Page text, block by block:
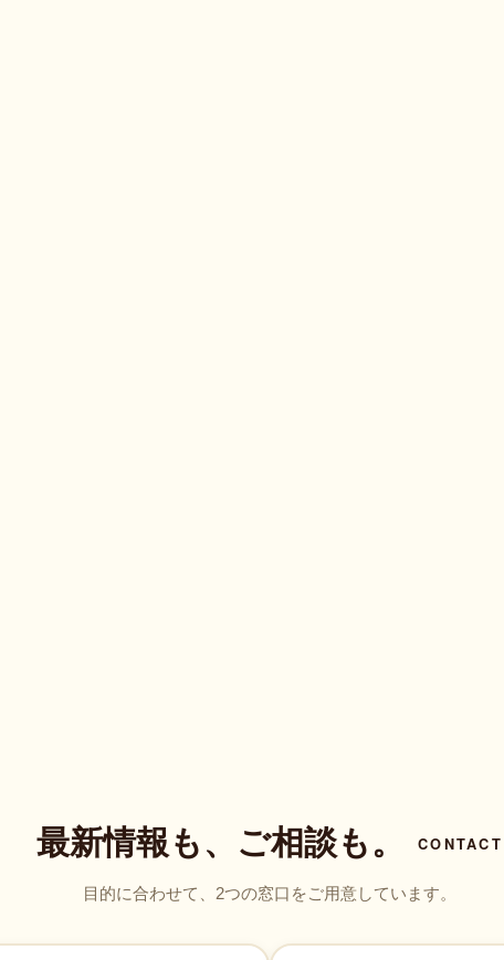
最新情報も、ご相談も。 CONTACT
目的に合わせて、2つの窓口をご用意しています。